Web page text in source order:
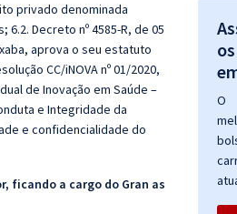
privado denominada
6.2. Decreto nº 4585-R, de 05
aprova o seu estatuto
CC/iNOVA nº 01/2020,
de Inovação em Saúde –
e Integridade da
e confidencialidade do
ficando a cargo do Gran as
O